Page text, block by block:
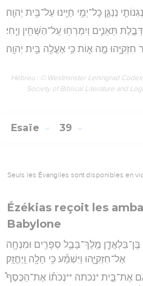
נְנַגֵּ֛ן כָּל־יְמֵ֥י חַיֵּ֖ינוּ עַל־בֵּ֥ית יְהוָֽה׃
תְּאֵנִ֑ים וְיִמְרְח֥וּ עַֽל־הַשְּׁחִ֖ין וְיֶֽחִי׃
חִזְקִיָּ֖הוּ מָ֣ה א֑וֹת כִּ֥י אֶעֱלֶ֖ה בֵּ֥ית יְהוָֽה׃
Hébreu : © Westminster Leningrad
Society of Biblical Literature and
Esaïe 39
Seuls les Évangiles sont disponibles en
Ézékias reçoit les
Babylone
מֶֽלֶךְ־בָּבֶ֛ל סְפָרִ֥ים וּמִנְחָ֖ה
אֶל־חִזְקִיָּ֑הוּ וַיִּשְׁמַ֕ע כִּ֥י חָלָ֖ה וַֽיֶּחֱזָֽק׃
אֶת־בֵּ֣ית *נכתה **נְכֹת֡וֹ אֶת־הַכֶּסֶף֩